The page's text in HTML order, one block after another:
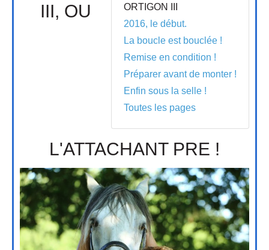
ORTIGON III
2016, le début.
La boucle est bouclée !
Remise en condition !
Préparer avant de monter !
Enfin sous la selle !
Toutes les pages
III, OU
L'ATTACHANT PRE !